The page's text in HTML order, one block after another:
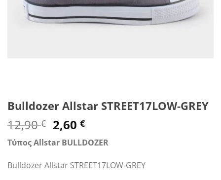
Bulldozer Allstar STREET17LOW-GREY
12,90€ Original
price
was:
12,90 €.
2,60€Η
τρέχουσα
τιμή
είναι:
2,60 €.
Τύπος Allstar BULLDOZER
Bulldozer Allstar STREET17LOW-GREY